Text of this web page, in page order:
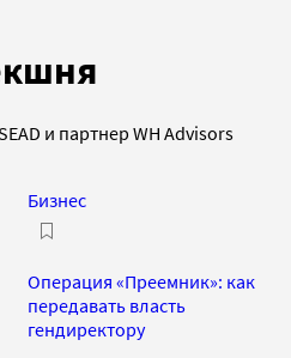
и партнер WH Advisors
Бизнес
Операция «Преемник»: как
передавать власть
гендиректору